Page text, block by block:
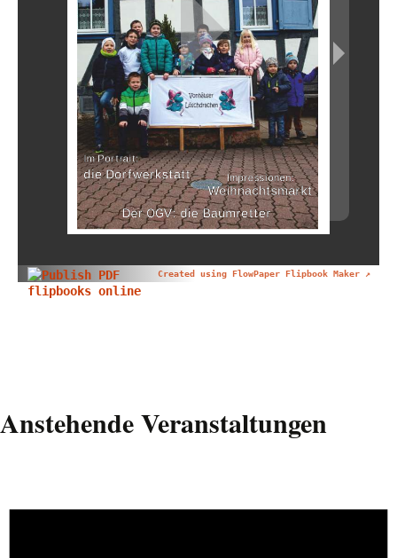
Created using FlowPaper Flipbook Maker ↗
Anstehende Veranstaltungen